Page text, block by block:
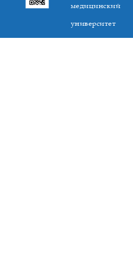
медицинский
университет